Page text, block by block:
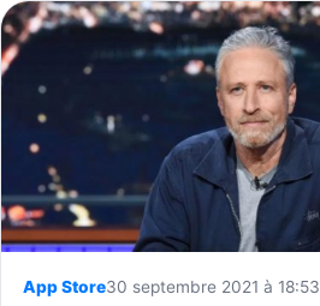
App Store30 septembre 2021 à 18:53